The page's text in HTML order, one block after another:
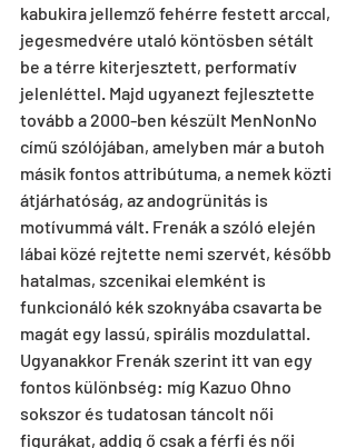
kabukira jellemző fehérre festett arccal,
jegesmedvére utaló köntösben sétált
be a térre kiterjesztett, performatív
jelenléttel. Majd ugyanezt fejlesztette
tovább a 2000-ben készült MenNonNo
című szólójában, amelyben már a butoh
másik fontos attribútuma, a nemek közti
átjárhatóság, az andogrünitás is
motívummá vált. Frenák a szóló elején
lábai közé rejtette nemi szervét, később
hatalmas, szcenikai elemként is
funkcionáló kék szoknyába csavarta be
magát egy lassú, spirális mozdulattal.
Ugyanakkor Frenák szerint itt van egy
fontos különbség: míg Kazuo Ohno
sokszor és tudatosan táncolt női
figurákat, addig ő csak a férfi és női